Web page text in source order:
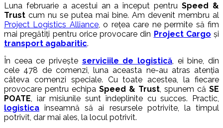
Luna februarie a acestui an a început pentruSpeed &
Trust cum nu se putea mai bine. Am devenit membru al
Project Logistics Alliance, o rețea care ne permite să fim
mai pregătiți pentru orice provocare din Project Cargo și
transport agabaritic.
În ceea ce privește serviciile de logistică, ei bine, din
cele 478 de comenzi, luna aceasta ne-au atras atenția
câteva comenzi speciale. Cu toate acestea, la fiecare
provocare pentru echipa Speed & Trust, spunem că SE
POATE, iar misiunile sunt îndeplinite cu succes. Practic,
logistica înseamnă să ai resursele potrivite, la timpul
potrivit, dar mai ales, la locul potrivit.